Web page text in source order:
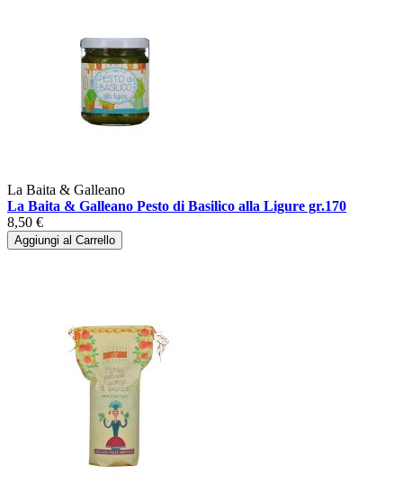
La Baita & Galleano
La Baita & Galleano Pesto di Basilico alla Ligure gr.170
8,50 €
Aggiungi al Carrello